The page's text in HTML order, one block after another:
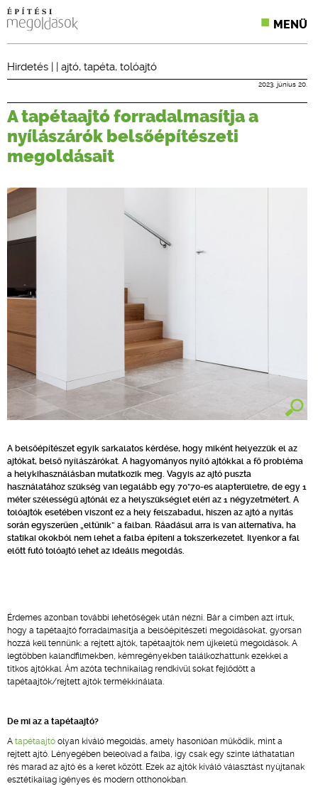
MENÜ
CPR TERMÉKKIÍRÁS
ÉPÍTÉSI JOG
TERVEZÉSI SEGÉDLETEK
Hirdetés | | ajtó, tapéta, tolóajtó
2023. június 20.
A tapétaajtó forradalmasítja a
nyílászárók belsőépítészeti
megoldásait
A belsőépítészet egyik sarkalatos kérdése, hogy miként helyezzük el az
ajtókat, belső nyílászárókat. A hagyományos nyíló ajtókkal a fő probléma
a helykihasználásban mutatkozik meg. Vagyis az ajtó puszta
használatához szükség van legalább egy 70*70-es alapterületre, de egy 1
méter szélességű ajtónál ez a helyszükséglet eléri az 1 négyzetmétert. A
tolóajtók esetében viszont ez a hely felszabadul, hiszen az ajtó a nyitás
során egyszerűen „eltűnik” a falban. Ráadásul arra is van alternatíva, ha
statikai okokból nem lehet a falba építeni a tokszerkezetet. Ilyenkor a fal
előtt futó tolóajtó lehet az ideális megoldás.
Érdemes azonban további lehetőségek után nézni. Bár a címben azt írtuk,
hogy a tapétaajtó forradalmasítja a belsőépítészeti megoldásokat, gyorsan
hozzá kell tennünk: a rejtett ajtók, tapétaajtók nem újkeletű megoldások. A
legtöbben kalandfilmekben, kémregényekben találkozhattunk ezekkel a
titkos ajtókkal. Ám azóta technikailag rendkívül sokat fejlődött a
tapétaajtók/rejtett ajtók termékkínálata.
De mi az a tapétaajtó?
A tapétaajtó olyan kiváló megoldás, amely hasonlóan működik, mint a
rejtett ajtó. Lényegében beleolvad a falba, így csak egy szinte láthatatlan
rés marad az ajtó és a keret között. Ezek az ajtók kiváló választást nyújtanak
esztétikailag igényes és modern otthonokban.